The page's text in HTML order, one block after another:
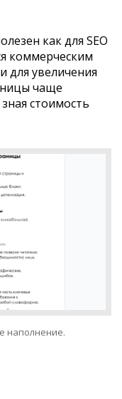
как для SEO
коммерческим
для увеличения
чаще
стоимость
наполнение.